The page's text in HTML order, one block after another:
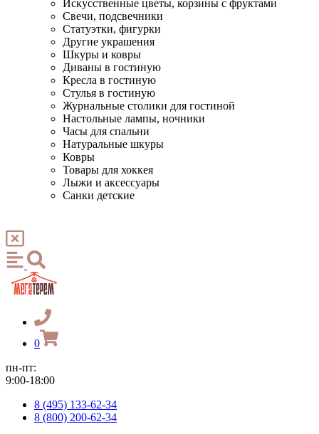
Искусственные цветы, корзины с фруктами
Свечи, подсвечники
Статуэтки, фигурки
Другие украшения
Шкуры и ковры
Диваны в гостиную
Кресла в гостиную
Стулья в гостиную
Журнальные столики для гостиной
Настольные лампы, ночники
Часы для спальни
Натуральные шкуры
Ковры
Товары для хоккея
Лыжи и аксессуары
Санки детские
0
пн-пт:
9:00-18:00
8 (495) 133-62-34
8 (800) 200-62-34